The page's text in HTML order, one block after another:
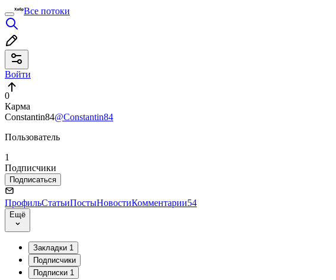
Все потоки
Войти
0
Карма
Constantin84@Constantin84
Пользователь
1
Подписчики
Подписаться
ПрофильСтатьиПостыНовостиКомментарии54
Ещё
Закладки 1
Подписчики
Подписки 1